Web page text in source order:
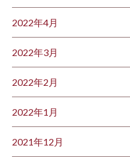
2022年4月
2022年3月
2022年2月
2022年1月
2021年12月